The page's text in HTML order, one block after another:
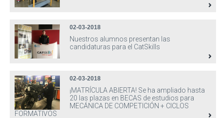
02-03-2018
Nuestros alumnos presentan las
candidaturas para el CatSkills
02-03-2018
¡MATRÍCULA ABIERTA! Se ha ampliado hasta
20 las plazas en BECAS de estudios para
MECÁNICA DE COMPETICIÓN + CICLOS
FORMATIVOS